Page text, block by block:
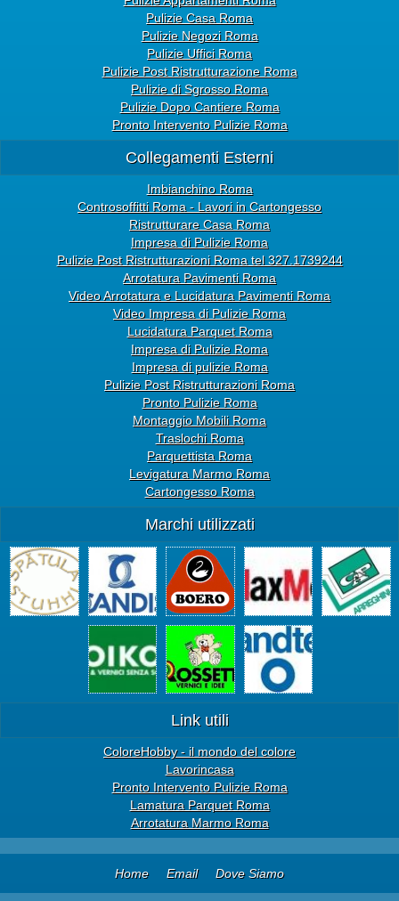
Pulizie Casa Roma
Pulizie Negozi Roma
Pulizie Uffici Roma
Pulizie Post Ristrutturazione Roma
Pulizie di Sgrosso Roma
Pulizie Dopo Cantiere Roma
Pronto Intervento Pulizie Roma
Collegamenti Esterni
Imbianchino Roma
Controsoffitti Roma - Lavori in Cartongesso
Ristrutturare Casa Roma
Impresa di Pulizie Roma
Pulizie Post Ristrutturazioni Roma tel 327.1739244
Arrotatura Pavimenti Roma
Video Arrotatura e Lucidatura Pavimenti Roma
Video Impresa di Pulizie Roma
Lucidatura Parquet Roma
Impresa di Pulizie Roma
Impresa di pulizie Roma
Pulizie Post Ristrutturazioni Roma
Pronto Pulizie Roma
Montaggio Mobili Roma
Traslochi Roma
Parquettista Roma
Levigatura Marmo Roma
Cartongesso Roma
Marchi utilizzati
Link utili
ColoreHobby - il mondo del colore
Lavorincasa
Pronto Intervento Pulizie Roma
Lamatura Parquet Roma
Arrotatura Marmo Roma
Home Email Dove Siamo